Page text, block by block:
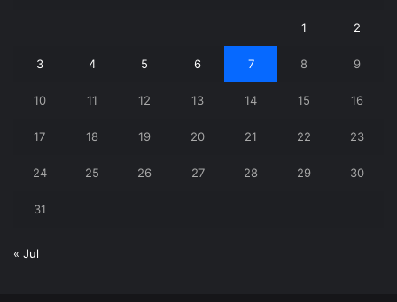
1 2
3 4 5 6 7 8 9
10 11 12 13 14 15 16
17 18 19 20 21 22 23
24 25 26 27 28 29 30
31
« Jul